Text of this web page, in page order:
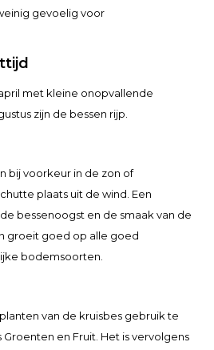
gevoelig voor
met kleine onopvallende
zijn de bessen rijp.
bij voorkeur in de zon of
plaats uit de wind. Een
bessenoogst en de smaak van de
groeit goed op alle goed
bodemsoorten.
van de kruisbes gebruik te
Groenten en Fruit. Het is vervolgens